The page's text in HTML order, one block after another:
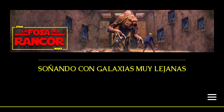
SOÑANDO CON GALAXIAS MUY LEJANAS